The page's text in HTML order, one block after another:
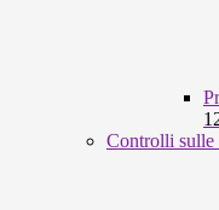
Controlli sulle